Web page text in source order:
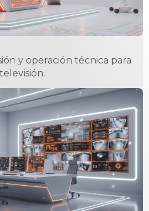
y operación técnica para